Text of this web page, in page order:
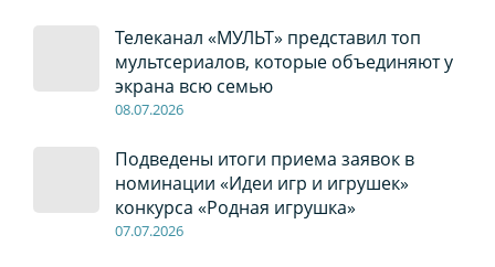
Телеканал «МУЛЬТ» представил топ
мультсериалов, которые объединяют у
экрана всю семью
08.07.2026
Подведены итоги приема заявок в
номинации «Идеи игр и игрушек»
конкурса «Родная игрушка»
07.07.2026